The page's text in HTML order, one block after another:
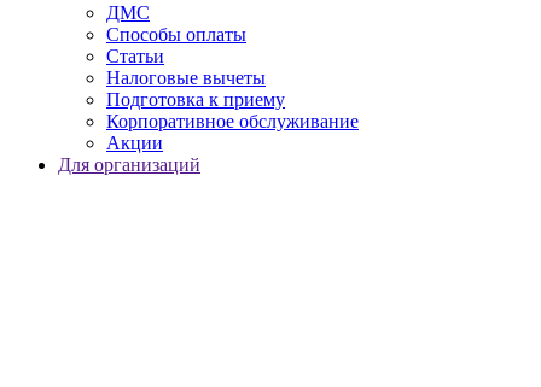
ДМС
Способы оплаты
Статьи
Налоговые вычеты
Подготовка к приему
Корпоративное обслуживание
Акции
Для организаций